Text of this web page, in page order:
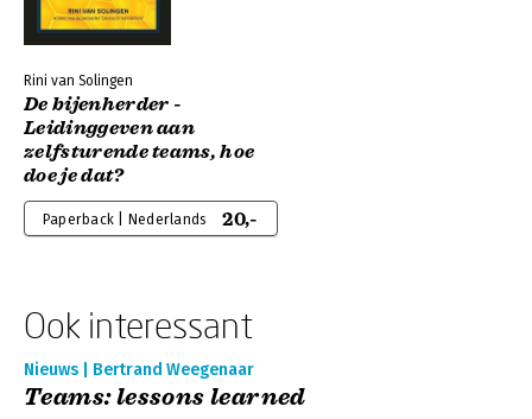
Rini van Solingen
De bijenherder -
Leidinggeven aan
zelfsturende teams, hoe
doe je dat?
Paperback | Nederlands 20,-
Ook interessant
Nieuws | Bertrand Weegenaar
Teams: lessons learned